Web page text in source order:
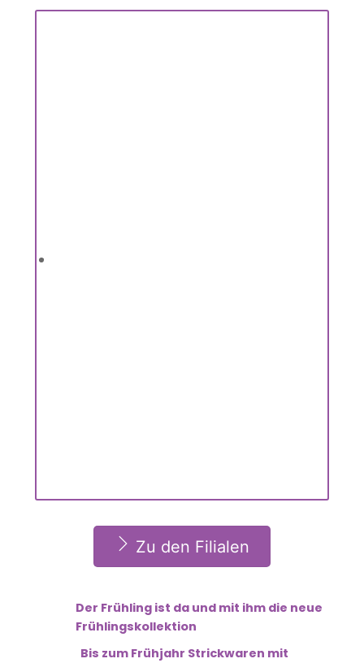
Zu den Filialen
Der Frühling ist da und mit ihm die neue
Frühlingskollektion
Bis zum Frühjahr Strickwaren mit